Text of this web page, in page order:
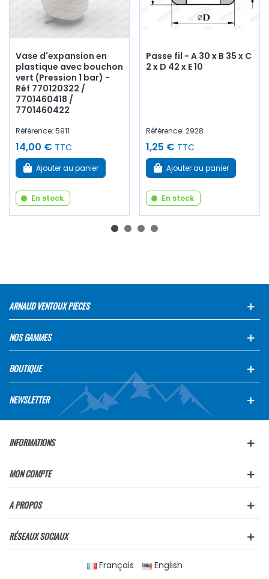
Vase d'expansion en
plastique avec bouchon
vert (Pression 1 bar) -
Réf 770120322 /
7701460418 /
7701460422
Référence: 5911
14,00 € TTC
Ajouter au panier
En stock
Passe fil - A 30 x B 35 x C
2 x D 42 x E 10
Référence: 2928
1,25 € TTC
Ajouter au panier
En stock
ARNAUD VENTOUX PIECES
NOS GAMMES
BOUTIQUE
NEWSLETTER
INFORMATIONS
MON COMPTE
A PROPOS
RÉSEAUX SOCIAUX
Français English